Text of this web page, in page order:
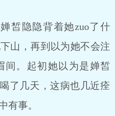
隐隐背着她zuo了什
山，再到以为她不会注
间。起初她以为是婵皙
了几天，这病也几近痊
有事。